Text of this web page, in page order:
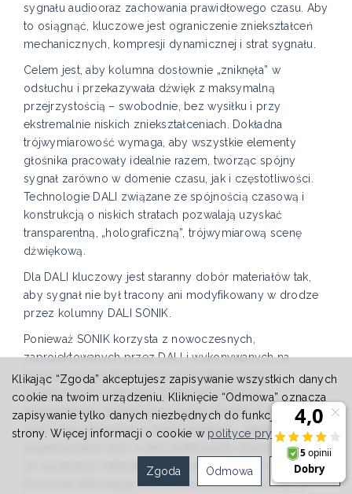
sygnału audiooraz zachowania prawidłowego czasu. Aby
to osiągnąć, kluczowe jest ograniczenie zniekształceń
mechanicznych, kompresji dynamicznej i strat sygnału.
Celem jest, aby kolumna dosłownie „zniknęła” w
odsłuchu i przekazywała dźwięk z maksymalną
przejrzystością – swobodnie, bez wysiłku i przy
ekstremalnie niskich zniekształceniach. Dokładna
trójwymiarowość wymaga, aby wszystkie elementy
głośnika pracowały idealnie razem, tworząc spójny
sygnał zarówno w domenie czasu, jak i częstotliwości.
Technologie DALI związane ze spójnością czasową i
konstrukcją o niskich stratach pozwalają uzyskać
transparentną, „holograficzną”, trójwymiarową scenę
dźwiękową.
Dla DALI kluczowy jest staranny dobór materiałów tak,
aby sygnał nie był tracony ani modyfikowany w drodze
przez kolumny DALI SONIK.
Ponieważ SONIK korzysta z nowoczesnych,
zaprojektowanych przez DALI i wykonywanych na
zamówienie przetworników, potrzeba korekcji w
zwrotnicy jest minimalna. Dzięki temu można
zaprojektować bardzo precyzyjną zwrotnicę, która –
wraz z wysokiej jakości komponentami – zapewnia straty
sygnału bliskie zeru, a więc praktycznie zerowy wpływ
na oryginalny materiał. To pozwala zachować wszystkie
kluczowe informacje, które kolumna ma odtworzyć z
Klikając “Zgoda” akceptujesz zapisywanie wszystkich danych
cookie na twoim urządzeniu. Kliknięcie “Odmowa” oznacza
zapisywanie tylko danych niezbędnych do funkcjonowania
strony. Więcej informacji o cookie w polityce prywatności.
Ustawienia
Odmowa
Zgoda